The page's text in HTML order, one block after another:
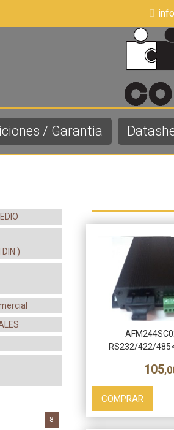
/ Garantia
)
8
RS232/422/
105
COMPRAR
Más